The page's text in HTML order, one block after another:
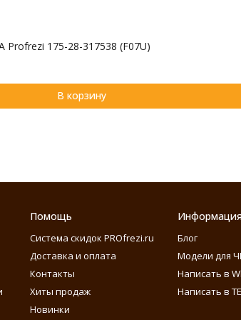
175-28-317538 (F07U)
В корзину
Помощь
Система скидок PROfrezi.ru
Доставка и оплата
Контакты
Хиты продаж
Новинки
Блог
Модели для
Написать в
Написать в